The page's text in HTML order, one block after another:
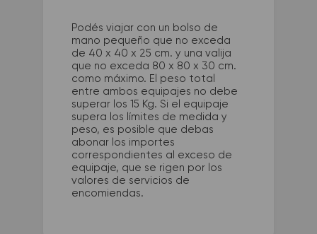
Podés viajar con un bolso de
mano pequeño que no exceda
de 40 x 40 x 25 cm. y una valija
que no exceda 80 x 80 x 30 cm.
como máximo. El peso total
entre ambos equipajes no debe
superar los 15 Kg. Si el equipaje
supera los límites de medida y
peso, es posible que debas
abonar los importes
correspondientes al exceso de
equipaje, que se rigen por los
valores de servicios de
encomiendas.